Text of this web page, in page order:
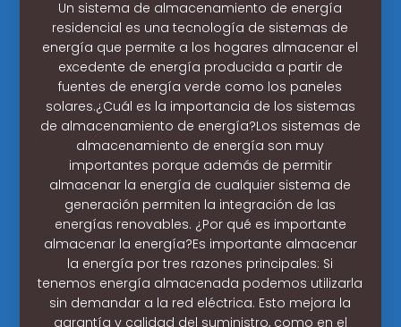
Un sistema de almacenamiento de energía
residencial es una tecnología de sistemas de
energía que permite a los hogares almacenar el
excedente de energía producida a partir de
fuentes de energía verde como los paneles
solares.¿Cuál es la importancia de los sistemas
de almacenamiento de energía?Los sistemas de
almacenamiento de energía son muy
importantes porque además de permitir
almacenar la energía de cualquier sistema de
generación permiten la integración de las
energías renovables. ¿Por qué es importante
almacenar la energía?Es importante almacenar
la energía por tres razones principales: Si
tenemos energía almacenada podemos utilizarla
sin demandar a la red eléctrica. Esto mejora la
garantía y calidad del suministro, como en el